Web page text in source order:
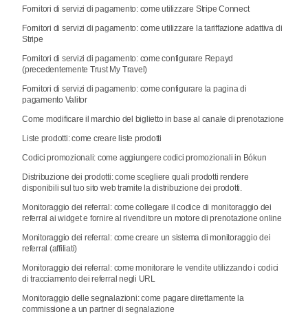
Fornitori di servizi di pagamento: come utilizzare Stripe Connect
Fornitori di servizi di pagamento: come utilizzare la tariffazione adattiva di
Stripe
Fornitori di servizi di pagamento: come configurare Repayd
(precedentemente Trust My Travel)
Fornitori di servizi di pagamento: come configurare la pagina di
pagamento Valitor
Come modificare il marchio del biglietto in base al canale di prenotazione
Liste prodotti: come creare liste prodotti
Codici promozionali: come aggiungere codici promozionali in Bókun
Distribuzione dei prodotti: come scegliere quali prodotti rendere
disponibili sul tuo sito web tramite la distribuzione dei prodotti.
Monitoraggio dei referral: come collegare il codice di monitoraggio dei
referral ai widget e fornire al rivenditore un motore di prenotazione online
Monitoraggio dei referral: come creare un sistema di monitoraggio dei
referral (affiliati)
Monitoraggio dei referral: come monitorare le vendite utilizzando i codici
di tracciamento dei referral negli URL
Monitoraggio delle segnalazioni: come pagare direttamente la
commissione a un partner di segnalazione